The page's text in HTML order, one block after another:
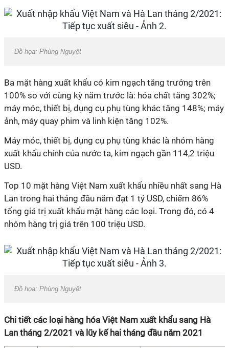
Đồ họa: Phùng Nguyệt
Ba mặt hàng xuất khẩu có kim ngạch tăng trưởng trên
100% so với cùng kỳ năm trước là: hóa chất tăng 302%;
máy móc, thiết bị, dụng cụ phụ tùng khác tăng 148%; máy
ảnh, máy quay phim và linh kiện tăng 102%.
Máy móc, thiết bị, dụng cụ phụ tùng khác là nhóm hàng
xuất khẩu chính của nước ta, kim ngạch gần 114,2 triệu
USD.
Top 10 mặt hàng Việt Nam xuất khẩu nhiều nhất sang Hà
Lan trong hai tháng đầu năm đạt 1 tỷ USD, chiếm 86%
tổng giá trị xuất khẩu mặt hàng các loại. Trong đó, có 4
nhóm hàng trị giá trên 100 triệu USD.
Đồ họa: Phùng Nguyệt
Chi tiết các loại hàng hóa Việt Nam xuất khẩu sang Hà
Lan tháng 2/2021 và lũy kế hai tháng đầu năm 2021